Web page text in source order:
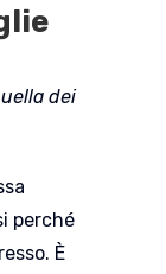
dei
perché
È